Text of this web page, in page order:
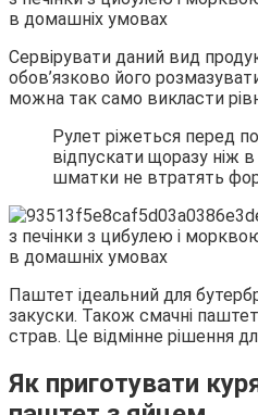
Сервірувати даний вид
обов’язково його
можна так само викласти
Рулет ріжеться перед
відпускати щоразу ніж в
шматки не втратять
Паштет ідеальний для
закуски. Також смачні
страв. Це відмінне рішення
Як приготувати